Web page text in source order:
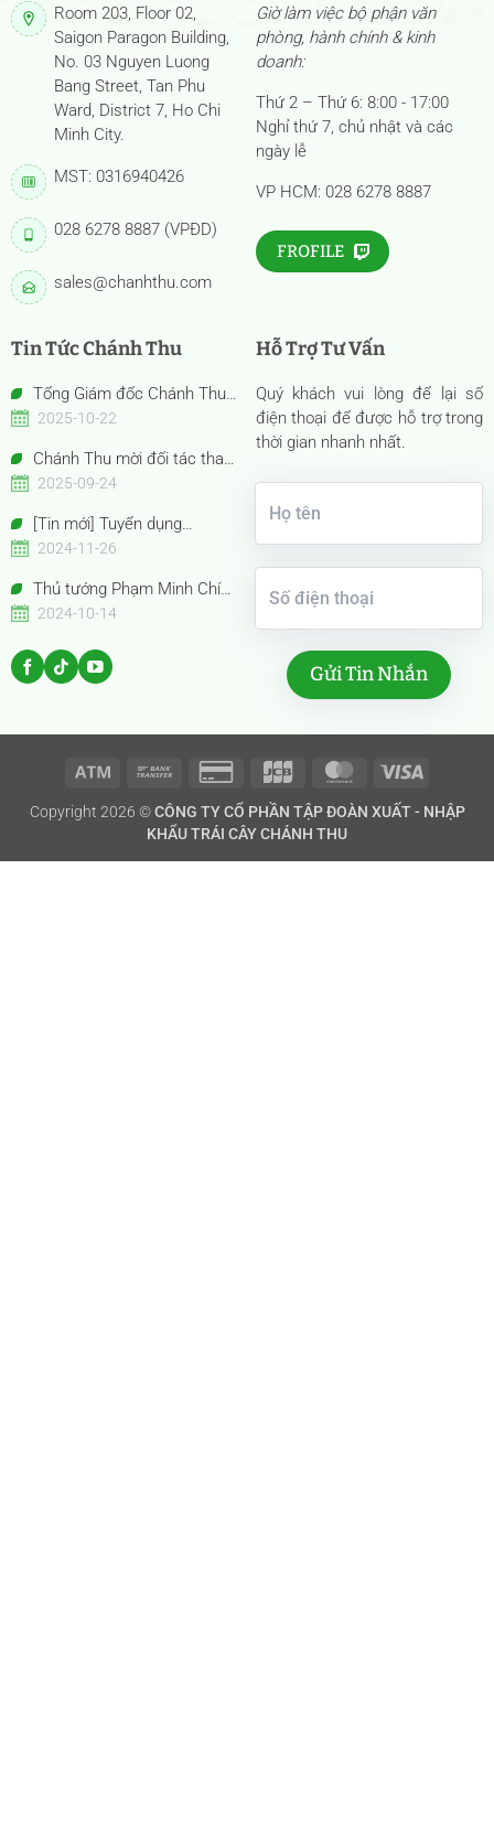
Room 203, Floor 02,
Saigon Paragon Building,
No. 03 Nguyen Luong
Bang Street, Tan Phu
Ward, District 7, Ho Chi
Minh City.
MST: 0316940426
028 6278 8887 (VPĐD)
sales@chanhthu.com
Giờ làm việc bộ phận văn
phòng, hành chính & kinh
doanh:
Thứ 2 – Thứ 6: 8:00 - 17:00
Nghỉ thứ 7, chủ nhật và các
ngày lễ
VP HCM: 028 6278 8887
FROFILE
Tin Tức Chánh Thu
Tổng Giám đốc Chánh Thu
Bến Tre – Bà Nguyễn Thị Hồng
nhân Việt Nam tiêu biểu –
Bông Hồng Vàng năm 2025”
2025-10-22
Chánh Thu mời đối tác tham
quan gian hàng Anuga 2025
2025-09-24
[Tin mới] Tuyển dụng
Chuyên viên Thu mua
2024-11-26
Thủ tướng Phạm Minh Chính
cùng Thủ tướng Trung Quốc Lý
Trưng bày Sản phẩm trái cây
đặc sắc Việt Nam
2024-10-14
Hỗ Trợ Tư Vấn
Quý khách vui lòng để lại số
điện thoại để được hỗ trợ trong
thời gian nhanh nhất.
Transfer Card
2
Copyright 2026 ©CÔNG TY CỔ PHẦN TẬP ĐOÀN XUẤT - NHẬP
KHẨU TRÁI CÂY CHÁNH THU